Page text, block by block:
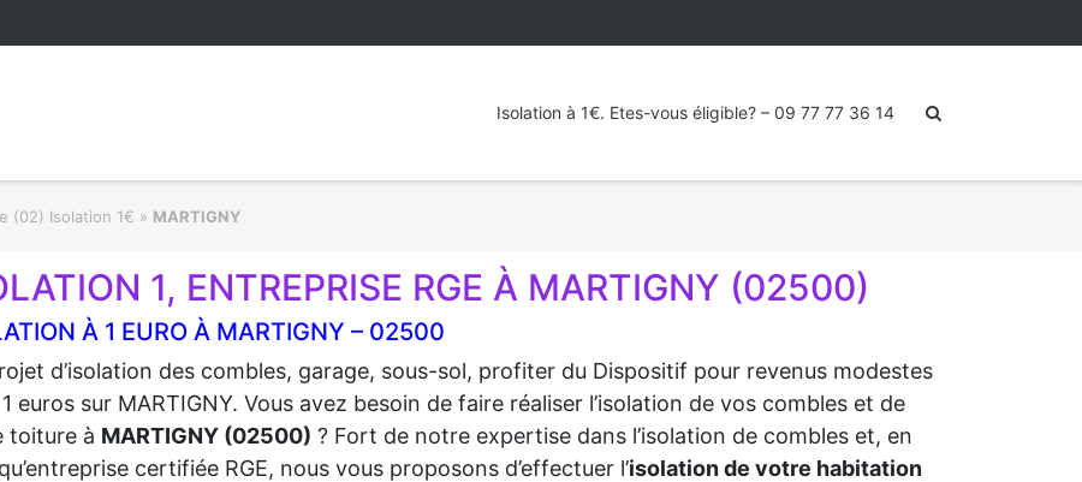
Isolation à 1€. Etes-vous éligible? – 09 77 77 36 14
(02) Isolation 1€ » MARTIGNY
1, ENTREPRISE RGE À MARTIGNY (02500)
À 1 EURO À MARTIGNY – 02500
d’isolation des combles, garage, sous-sol, profiter du Dispositif pour revenus modestes
euros sur MARTIGNY. Vous avez besoin de faire réaliser l’isolation de vos combles et de
toiture à MARTIGNY (02500) ? Fort de notre expertise dans l’isolation de combles et, en
certifiée RGE, nous vous proposons d’effectuer l’isolation de votre habitation